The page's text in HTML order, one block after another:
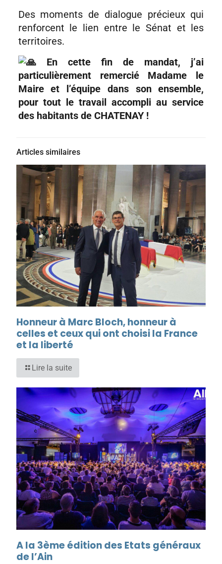
Des moments de dialogue précieux qui
renforcent le lien entre le Sénat et les
territoires.
En cette fin de mandat, j’ai
particulièrement remercié Madame le
Maire et l’équipe dans son ensemble,
pour tout le travail accompli au service
des habitants de CHATENAY !
Articles similaires
Honneur à Marc Bloch, honneur à
celles et ceux qui ont choisi la France
et la liberté
Lire la suite
A la 3ème édition des Etats généraux
de l’Ain